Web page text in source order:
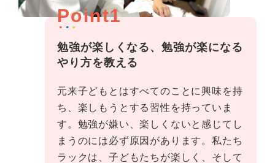
Point1
勉強が楽しくなる、勉強が楽になる
やり方を教える
元来子どもとはすべてのことに興味を持
ち、楽しもうとする習性を持っていま
す。勉強が嫌い、楽しくないと感じてし
まうのには必ず原因があります。私たち
ラックは、子どもたちが楽しく、そして